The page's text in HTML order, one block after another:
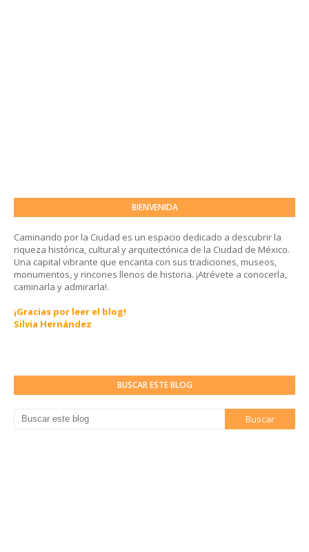
BIENVENIDA
Caminando por la Ciudad es un espacio dedicado a descubrir la
riqueza histórica, cultural y arquitectónica de la Ciudad de México.
Una capital vibrante que encanta con sus tradiciones, museos,
monumentos, y rincones llenos de historia. ¡Atrévete a conocerla,
caminarla y admirarla!.
¡Gracias por leer el blog!
Silvia Hernández
BUSCAR ESTE BLOG